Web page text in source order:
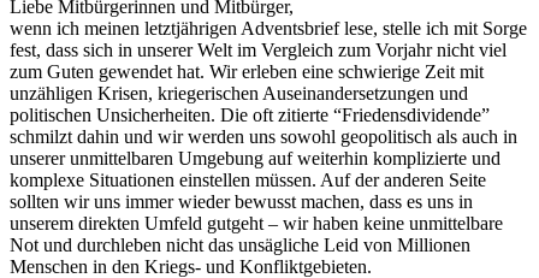
Liebe Mitbürgerinnen und Mitbürger,
wenn ich meinen letztjährigen Adventsbrief lese, stelle ich mit Sorge
fest, dass sich in unserer Welt im Vergleich zum Vorjahr nicht viel
zum Guten gewendet hat. Wir erleben eine schwierige Zeit mit
unzähligen Krisen, kriegerischen Auseinandersetzungen und
politischen Unsicherheiten. Die oft zitierte “Friedensdividende”
schmilzt dahin und wir werden uns sowohl geopolitisch als auch in
unserer unmittelbaren Umgebung auf weiterhin komplizierte und
komplexe Situationen einstellen müssen. Auf der anderen Seite
sollten wir uns immer wieder bewusst machen, dass es uns in
unserem direkten Umfeld gutgeht – wir haben keine unmittelbare
Not und durchleben nicht das unsägliche Leid von Millionen
Menschen in den Kriegs- und Konfliktgebieten.